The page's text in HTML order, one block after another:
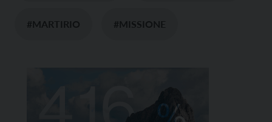
#MARTIRIO #MISSIONE